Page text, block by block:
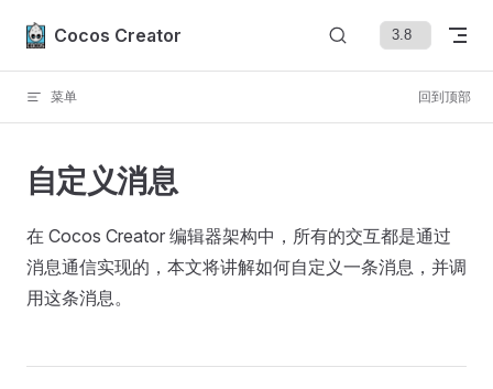
Skip to content
Cocos Creator
菜单 回到顶部
自定义消息
在 Cocos Creator 编辑器架构中，所有的交互都是通过
消息通信实现的，本文将讲解如何自定义一条消息，并调
用这条消息。